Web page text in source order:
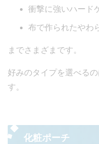
衝撃に強いハード
布で作られたやわ
までさまざまです。
好みのタイプを選べる
す。
化粧ポーチ